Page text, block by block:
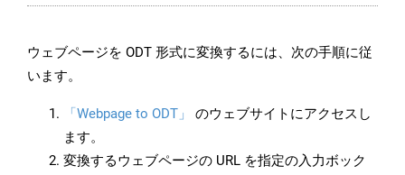
ウェブページを ODT 形式に変換するには、次の手順に従
います。
「Webpage to ODT」
のウェブサイトにアクセスし
ます。
変換するウェブページの URL を指定の入力ボック